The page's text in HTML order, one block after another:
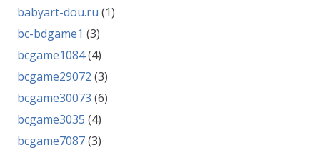
babyart-dou.ru (1)
bc-bdgame1 (3)
bcgame1084(4)
bcgame29072 (3)
bcgame30073 (6)
bcgame3035 (4)
bcgame7087(3)